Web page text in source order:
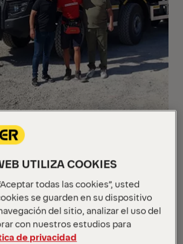
S.L, ha dado un paso hacia
de la impresionante
se ubica en Ibiza, España donde se
instalación,
transporte y almacenamiento de
UTILIZA COOKIES
todas las cookies”, usted
se guarden en su dispositivo
del sitio, analizar el uso del
con nuestros estudios para
de privacidad